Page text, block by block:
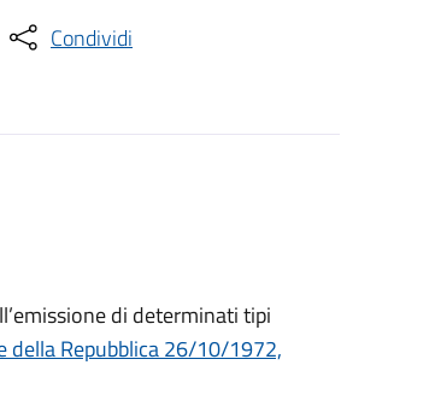
Condividi
di determinati tipi
della Repubblica 26/10/1972,